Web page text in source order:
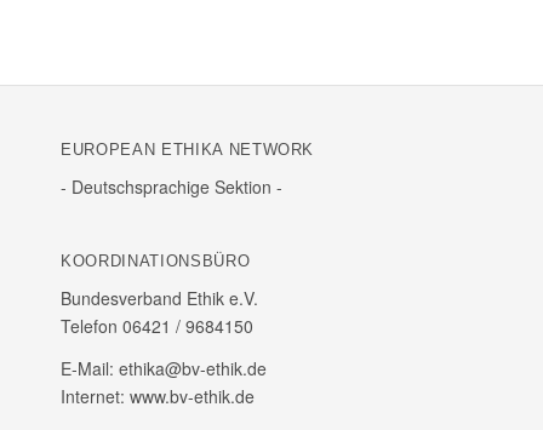
EURO­PEAN ETHIKA NETWORK
- Deutsch­spra­chige Sektion -
KOOR­DI­NA­TI­ONS­BÜRO
Bundes­ver­band Ethik e.V.
Telefon 06421 /​ 9684150
E‑Mail: ethika@bv-ethik.de
Internet: www.bv-ethik.de